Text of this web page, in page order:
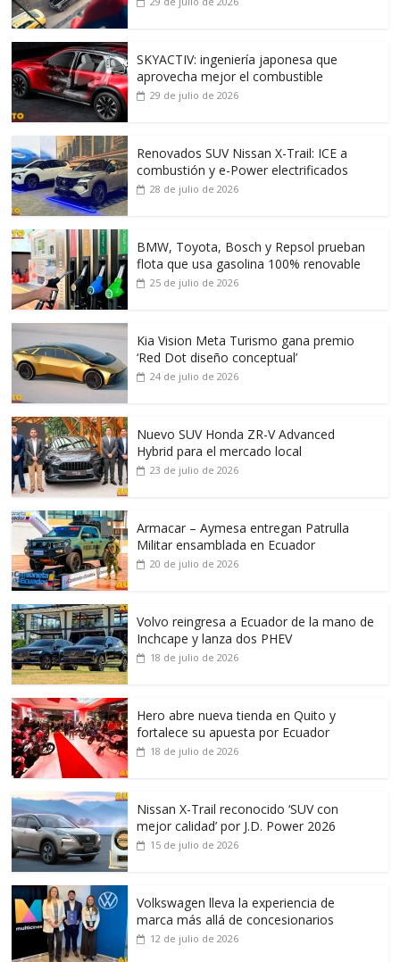
SKYACTIV: ingeniería japonesa que
aprovecha mejor el combustible
29 de julio de 2026
Renovados SUV Nissan X-Trail: ICE a
combustión y e-Power electrificados
28 de julio de 2026
BMW, Toyota, Bosch y Repsol prueban
flota que usa gasolina 100% renovable
25 de julio de 2026
Kia Vision Meta Turismo gana premio
‘Red Dot diseño conceptual’
24 de julio de 2026
Nuevo SUV Honda ZR-V Advanced
Hybrid para el mercado local
23 de julio de 2026
Armacar – Aymesa entregan Patrulla
Militar ensamblada en Ecuador
20 de julio de 2026
Volvo reingresa a Ecuador de la mano de
Inchcape y lanza dos PHEV
18 de julio de 2026
Hero abre nueva tienda en Quito y
fortalece su apuesta por Ecuador
18 de julio de 2026
Nissan X-Trail reconocido ‘SUV con
mejor calidad’ por J.D. Power 2026
15 de julio de 2026
Volkswagen lleva la experiencia de
marca más allá de concesionarios
12 de julio de 2026